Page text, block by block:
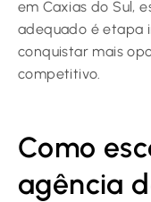
em Caxias do Sul,
adequado é etapa
conquistar mais
competitivo.
Como
agência